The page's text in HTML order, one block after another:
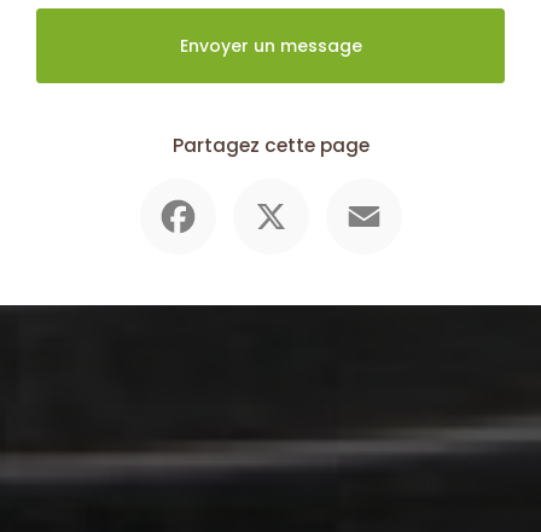
Envoyer un message
Partagez cette page